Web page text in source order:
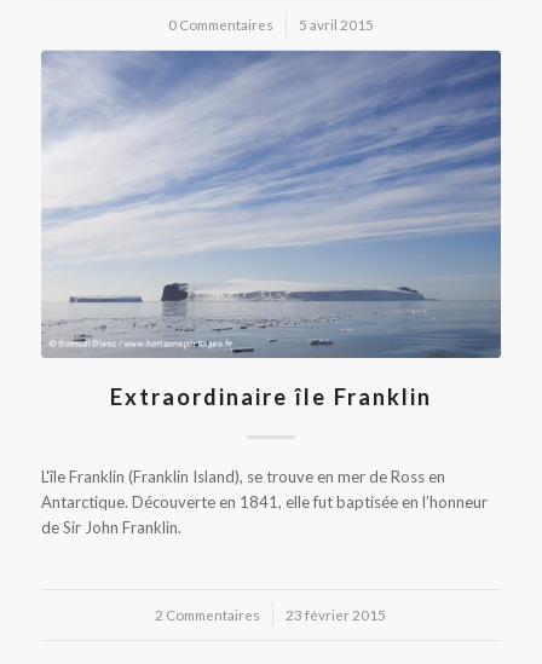
0 Commentaires
/ 5 avril 2015
Extraordinaire île Franklin
L'île Franklin (Franklin Island), se trouve en mer de Ross en
Antarctique. Découverte en 1841, elle fut baptisée en l’honneur
de Sir John Franklin.
2 Commentaires
/ 23 février 2015